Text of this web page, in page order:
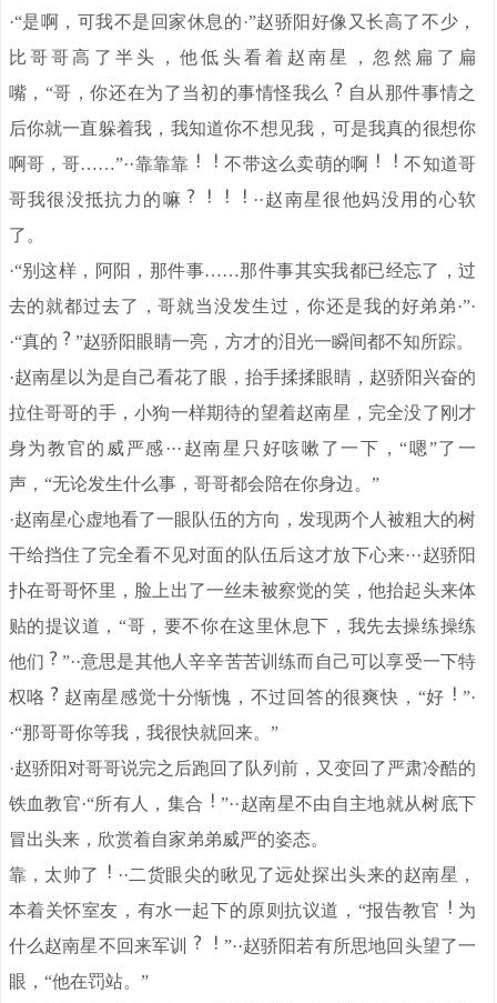
·“是啊，可我不是回家休息的·”赵骄阳好像又长高了不少，
比哥哥高了半头，他低头看着赵南星，忽然扁了扁
嘴，“哥，你还在为了当初的事情怪我么
自从那件事情之
后你就一直躲着我，我知道你不想见我，可是我真的很想你
啊哥，哥……”··靠靠靠
不带这么卖萌的啊
不知道哥
哥我很没抵抗力的嘛
··赵南星很他妈没用的心软
了。
·“别这样，阿阳，那件事……那件事其实我都已经忘了，过
去的就都过去了，哥就当没发生过，你还是我的好弟弟·”·
·“真的
”赵骄阳眼睛一亮，方才的泪光一瞬间都不知所踪。
·赵南星以为是自己看花了眼，抬手揉揉眼睛，赵骄阳兴奋的
拉住哥哥的手，小狗一样期待的望着赵南星，完全没了刚才
身为教官的威严感···赵南星只好咳嗽了一下，“嗯”了一
声，“无论发生什么事，哥哥都会陪在你身边。”
·赵南星心虚地看了一眼队伍的方向，发现两个人被粗大的树
干给挡住了完全看不见对面的队伍后这才放下心来···赵骄阳
扑在哥哥怀里，脸上出了一丝未被察觉的笑，他抬起头来体
贴的提议道，“哥，要不你在这里休息下，我先去操练操练
他们
”··意思是其他人辛辛苦苦训练而自己可以享受一下特
权咯
赵南星感觉十分惭愧，不过回答的很爽快，“好
”·
·“那哥哥你等我，我很快就回来。”
·赵骄阳对哥哥说完之后跑回了队列前，又变回了严肃冷酷的
铁血教官·“所有人，集合
”··赵南星不由自主地就从树底下
冒出头来，欣赏着自家弟弟威严的姿态。
靠，太帅了
··二货眼尖的瞅见了远处探出头来的赵南星，
本着关怀室友，有水一起下的原则抗议道，“报告教官
为
什么赵南星不回来军训
”··赵骄阳若有所思地回头望了一
眼，“他在罚站。”